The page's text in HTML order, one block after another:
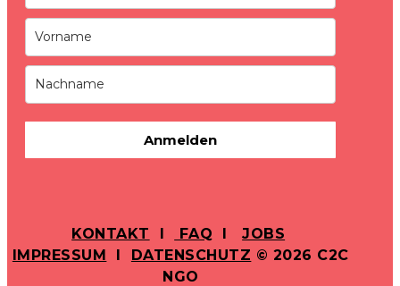
Anmelden
KONTAKT I FAQ IJOBS
IMPRESSUM I DATENSCHUTZ © 2026 C2C
NGO